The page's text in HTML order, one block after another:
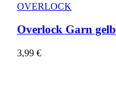
OVERLOCK
Overlock Garn gelb
3,99 €